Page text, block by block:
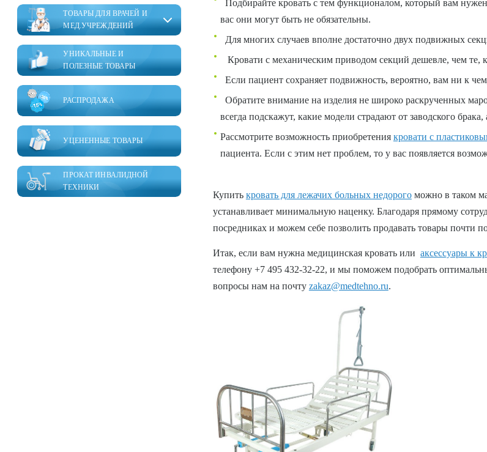
ТОВАРЫ ДЛЯ ВРАЧЕЙ И
МЕД.УЧРЕЖДЕНИЙ
УНИКАЛЬНЫЕ И
ПОЛЕЗНЫЕ ТОВАРЫ
РАСПРОДАЖА
ПРОКАТ ИНВАЛИДНОЙ
ТЕХНИКИ
УЦЕНЕННЫЕ ТОВАРЫ
Подбирайте кровать с тем функционалом, который вам
вас они могут быть не обязательны.
Для многих случаев вполне достаточно двух подвижных
Кровати с механическим приводом секций дешевле, чем те,
Если пациент сохраняет подвижность, вероятно, вам ни к
Обратите внимание на изделия не широко раскрученных
всегда подскажут, какие модели страдают от заводского брака,
Рассмотрите возможность приобретения кровати с
пациента. Если с этим нет проблем, то у вас появляется
Купить кровать для лежачих больных недорогоможно в таком
устанавливает минимальную наценку. Благодаря прямому
посредниках и можем себе позволить продавать товары почти
Итак, если вам нужна медицинская кровать или аксессуары к
телефону +7 495 432-32-22, и мы поможем подобрать
вопросы нам на почту zakaz@medtehno.ru.